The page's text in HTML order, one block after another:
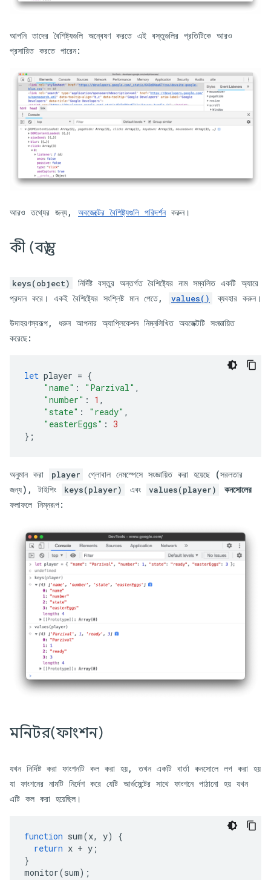
আপনি তাদের বৈশিষ্ট্যগুলি অন্বেষণ করতে এই বস্তুগুলির প্রতিটিকে আরও
প্রসারিত করতে পারেন:
আরও তথ্যের জন্য, অবজেক্টের বৈশিষ্ট্যগুলি পরিদর্শনকরুন।
কী (বস্তু)
keys(object)
নির্দিষ্ট বস্তুর অন্তর্গত বৈশিষ্ট্যের নাম সম্বলিত একটি অ্যারে
প্রদান করে। একই বৈশিষ্ট্যের সংশ্লিষ্ট মান পেতে,
values() ব্যবহার করুন।
উদাহরণস্বরূপ, ধরুন আপনার অ্যাপ্লিকেশন নিম্নলিখিত অবজেক্টটি সংজ্ঞায়িত
করেছে:
let player = {
"name" : "Parzival" ,
"number" : 1 ,
"state" : "ready" ,
"easterEggs" : 3
};
অনুমান করা player
গ্লোবাল নেমস্পেসে সংজ্ঞায়িত করা হয়েছে (সরলতার
জন্য), টাইপিং
keys(player) এবং values(player)
কনসোলের
ফলাফলে নিম্নরূপ:
মনিটর(ফাংশন)
যখন নির্দিষ্ট করা ফাংশনটি কল করা হয়, তখন একটি বার্তা কনসোলে লগ করা হয়
যা ফাংশনের নামটি নির্দেশ করে যেটি আর্গুমেন্টের সাথে ফাংশনে পাঠানো হয় যখন
এটি কল করা হয়েছিল।
function sum(x, y)
{
return x + y ;
}
monitor(sum);